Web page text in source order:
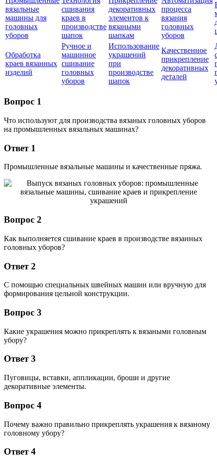
вязальные
машины для
головных
уборов
сшивания
краев в
производстве
шапок
декоративных
элементов к
вязаными
шапкам
процесса
вязания
головных
уборов
Обработка
краев вязанных
изделий
Ручное и
машинное
сшивание
головных
уборов
Использование
украшений
при
производстве
шапок
Качественное
прикрепление
декоративных
деталей
Вопрос 1
Что используют для производства вязаных головных уборов
на промышленных вязальных машинах?
Ответ 1
Промышленные вязальные машины и качественные пряжа.
Вопрос 2
Как выполняется сшивание краев в производстве вязанных
головных уборов?
Ответ 2
С помощью специальных швейных машин или вручную для
формирования цельной конструкции.
Вопрос 3
Какие украшения можно прикреплять к вязаными головным
убору?
Ответ 3
Пуговицы, вставки, аппликации, броши и другие
декоративные элементы.
Вопрос 4
Почему важно правильно прикреплять украшения к вязаному
головному убору?
Ответ 4